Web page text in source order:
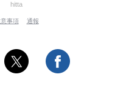
hitta
事項 通報